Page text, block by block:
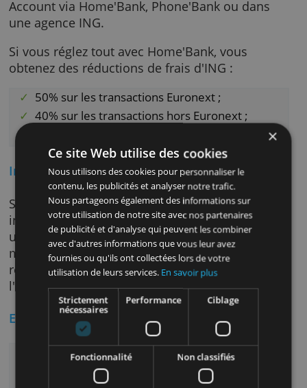
Sur la base de ce profil, vous obtenez des
conseils sur mesure de ING.
Ouvrir et gérer le compte
Vous pouvez ouvrir et gérer votre ING Invest
Account via Home'Bank, Phone'Bank ou dans
une agence ING.
Si vous réglez tout avec Home'Bank, vous
obtenez des réductions de frais d'ING :
50% sur les transactions Euronext ;
40% sur les transactions hors Euronext ;
20% si vous souscrivez aux Fonds ING.
Investir durablement
Si vous voulez, chez ING, vous pouvez aussi
investir dans des fonds ESG : ceux-ci opèrent
une sélection d'entreprises qui agissent de
Ce site Web utilise des cookies
Nous utilisons des cookies pour personnaliser le
contenu, les publicités et analyser notre trafic.
Nous partageons également des informations sur
votre utilisation de notre site avec nos partenaires
de publicité et d'analyse qui peuvent les combiner